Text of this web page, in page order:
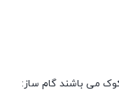
کوک می باشند گام ساز: